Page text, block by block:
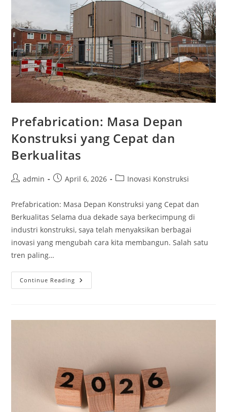
Prefabrication: Masa Depan
Konstruksi yang Cepat dan
Berkualitas
Postadmin
PostApril 6, 2026
PostInovasi Konstruksi
Prefabrication: Masa Depan Konstruksi yang Cepat dan
Berkualitas Selama dua dekade saya berkecimpung di
industri konstruksi, saya telah menyaksikan berbagai
inovasi yang mengubah cara kita membangun. Salah satu
tren paling…
Continue Reading Prefabrication:
Masa
Dan